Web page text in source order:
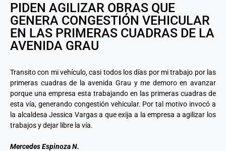
PIDEN AGILIZAR OBRAS QUE
GENERA CONGESTIÓN VEHICULAR
EN LAS PRIMERAS CUADRAS DE LA
AVENIDA GRAU
Transito con mi vehículo, casi todos los días por mi trabajo por las
primeras cuadras de la avenida Grau y me demoro en avanzar
porque una empresa esta trabajando en las primeras cuadras de
esta vía, generando congestión vehicular. Por tal motivo invocó a
la alcaldesa Jessica Vargas a que exija a la empresa a agilizar los
trabajos y dejar libre la vía.
Mercedes Espinoza N.